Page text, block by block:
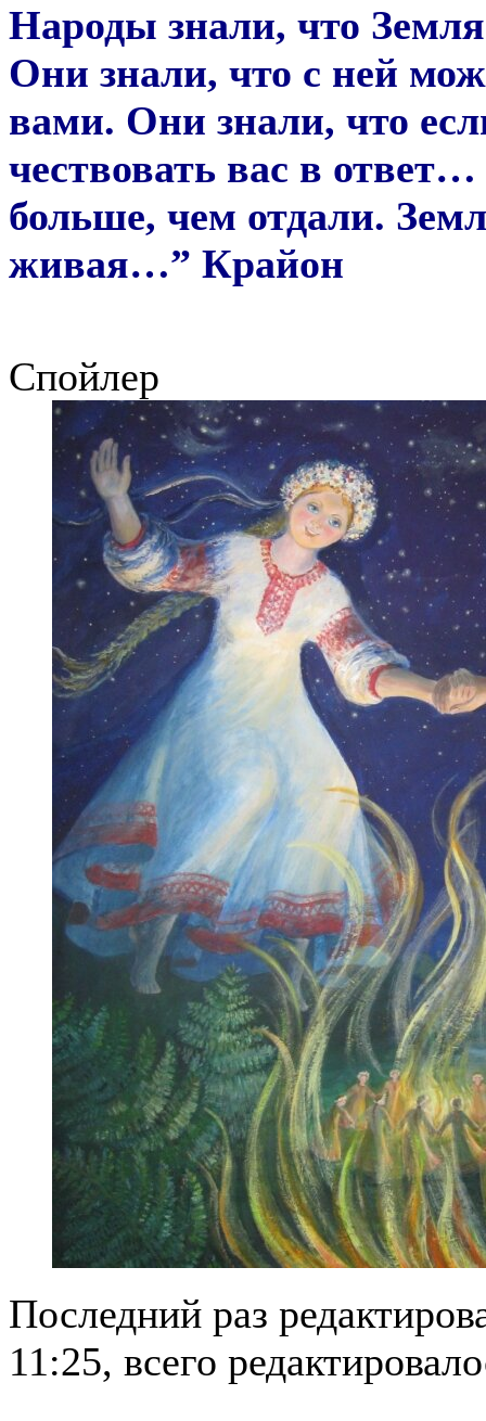
Народы знали, что
Они знали, что с ней
вами. Они знали, что
чествовать вас в
больше, чем отдали.
живая…” Крайон
Спойлер
Последний раз
11:25, всего